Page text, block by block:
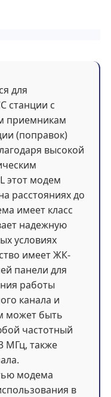
для
станции с
приемникам
(поправок)
высокой
этот модем
расстояниях до
имеет класс
надежную
условиях
имеет ЖК-
панели для
работы
канала и
может быть
частотный
МГц, также
модема
в